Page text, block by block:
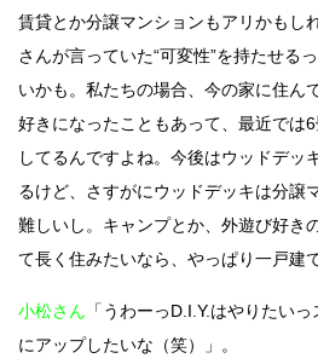
賃貸とか分譲マンションもアリかもし
さんが言っていた“可変性”を持たせる
いかも。私たちの場合、今の家に住ん
好きになったこともあって、最近では
してるんですよね。今後はウッドデッ
るけど、さすがにウッドデッキは分譲
難しいし。キャンプとか、外遊び好き
て長く住みたいなら、やっぱり一戸建
小松さん 「うわーっD.I.Y.はやりたい
にアップしたいな（笑）」。